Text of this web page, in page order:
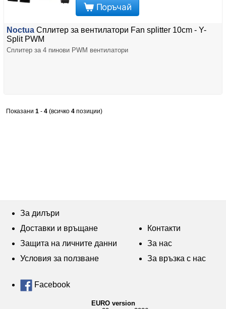
Поръчай
Noctua Сплитер за вентилатори Fan splitter 10cm - Y-
Split PWM
Сплитер за 4 пинови PWM вентилатори
Показани 1 - 4 (всичко 4 позиции)
За дилъри
Доставки и връщане
Защита на личните данни
Условия за ползване
Контакти
За нас
За връзка с нас
Facebook
EURO version